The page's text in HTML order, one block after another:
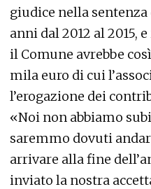
giudice nella
anni dal 2012 al 2015,
il Comune avrebbe
mila euro di cui
l’erogazione dei
«Noi non abbiamo
saremmo dovuti
arrivare alla fine
inviato la nostra